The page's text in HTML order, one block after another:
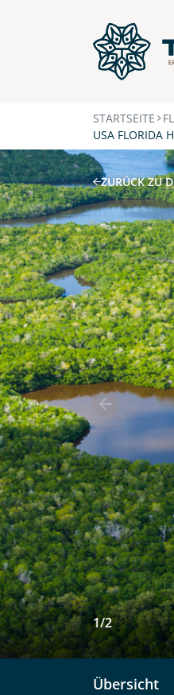
STARTSEITE
USA FLORIDA
ZURÜCK ZU
1/2
Übersicht